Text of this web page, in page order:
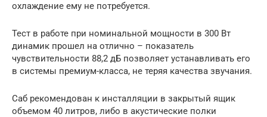
охлаждение ему не потребуется.
Тест в работе при номинальной мощности в 300 Вт
динамик прошел на отлично – показатель
чувствительности 88,2 дБ позволяет устанавливать его
в системы премиум-класса, не теряя качества звучания.
Саб рекомендован к инсталляции в закрытый ящик
объемом 40 литров, либо в акустические полки